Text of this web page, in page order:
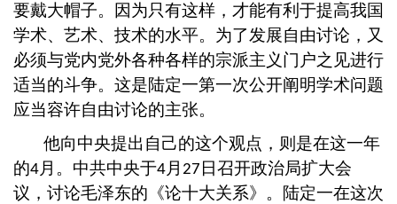
要戴大帽子。因为只有这样，才能有利于提高我国
学术、艺术、技术的水平。为了发展自由讨论，又
必须与党内党外各种各样的宗派主义门户之见进行
适当的斗争。这是陆定一第一次公开阐明学术问题
应当容许自由讨论的主张。
他向中央提出自己的这个观点，则是在这一年
的4 月。中共中央于4 月 27 日召开政治局扩大会
议，讨论毛泽东的《论十大关系》。陆定一在这次